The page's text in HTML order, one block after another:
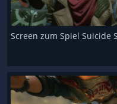
Screen zum Spiel Suicide